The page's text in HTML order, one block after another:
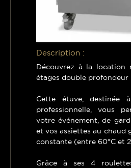
Description :
Découvrez à la location
étages double profondeur
Cette étuve, destinée
professionnelle, vous
votre événement, de
et vos assiettes au chaud
constante (entre 60°C et
Grâce à ses 4